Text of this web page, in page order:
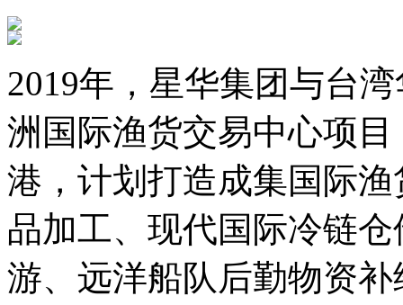
2019年，星华集团与台
洲国际渔货交易中心项
港，计划打造成集国际
品加工、现代国际冷链
游、远洋船队后勤物资